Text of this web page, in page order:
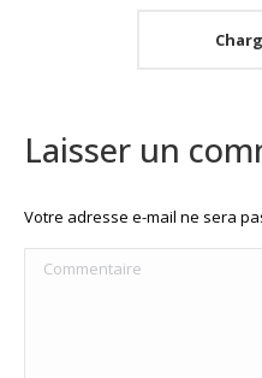
Laisser un
Votre adresse e-mail ne sera
Commentaire